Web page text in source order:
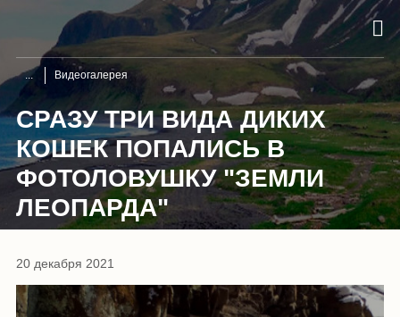
Видеогалерея
СРАЗУ ТРИ ВИДА ДИКИХ
КОШЕК ПОПАЛИСЬ В
ФОТОЛОВУШКУ "ЗЕМЛИ
ЛЕОПАРДА"
20 декабря 2021